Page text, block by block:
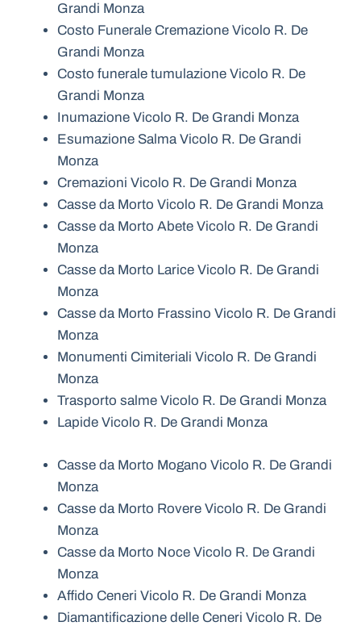
Grandi Monza
Costo Funerale Cremazione Vicolo R. De
Grandi Monza
Costo funerale tumulazione Vicolo R. De
Grandi Monza
Inumazione Vicolo R. De Grandi Monza
Esumazione Salma Vicolo R. De Grandi
Monza
Cremazioni Vicolo R. De Grandi Monza
Casse da Morto Vicolo R. De Grandi Monza
Casse da Morto Abete Vicolo R. De Grandi
Monza
Casse da Morto Larice Vicolo R. De Grandi
Monza
Casse da Morto Frassino Vicolo R. De Grandi
Monza
Monumenti Cimiteriali Vicolo R. De Grandi
Monza
Trasporto salme Vicolo R. De Grandi Monza
Lapide Vicolo R. De Grandi Monza
Casse da Morto Mogano Vicolo R. De Grandi
Monza
Casse da Morto Rovere Vicolo R. De Grandi
Monza
Casse da Morto Noce Vicolo R. De Grandi
Monza
Affido Ceneri Vicolo R. De Grandi Monza
Diamantificazione delle Ceneri Vicolo R. De